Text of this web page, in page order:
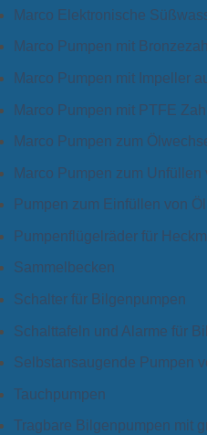
Marco Elektronische
Marco Pumpen mit
Marco Pumpen mit Impeller
Marco Pumpen mit PTFE
Marco Pumpen zum
Marco Pumpen zum Unfüllen
Pumpen zum Einfüllen von
Pumpenflügelräder für
Sammelbecken
Schalter für Bilgenpumpen
Schalttafeln und Alarme für
Selbstansaugende Pumpen
Tauchpumpen
Tragbare Bilgenpumpen mit